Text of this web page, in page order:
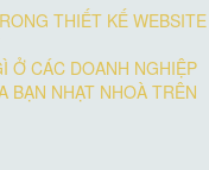
THIẾT KẾ WEBSITE
Ở CÁC DOANH NGHIỆP
BẠN NHẠT NHOÀ TRÊN